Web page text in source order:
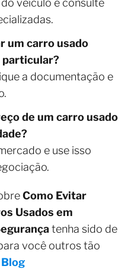
um carro usado
a documentação e
de um carro usado
e use isso
Como Evitar
Usados em
tenha sido de
você outros tão
Blog